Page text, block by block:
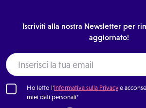
Iscriviti alla nostra Newsletter per
aggiornato!
Ho letto l'Informativa sulla Privacye
miei dati personali*